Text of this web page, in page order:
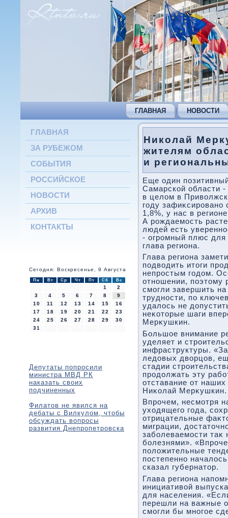
ГЛАВНАЯ НОВОСТИ
ГЛАВНАЯ
ЗА РУБЕЖОМ
СОБЫТИЯ
РОССИЙСКОЕ
НОВОСТИ
АРХИВ
КОНТАКТЫ
Сегодня: Воскресенье, 9 Августа
Пн Вт Ср Чт Пт Сб Вс
1
2
3
4 5 6 7 8
9
10
11 12 13 14 15
16
17
18 19 20 21 22
23
24
25 26 27 28 29
30
31
Депутаты попросили
министра МВД РК
наказать своих
подчиненных
Филатов не явился на
дебаты с Вилкулом, чтобы
обсуждать вопросы
развития Днепропетровска
Николай
жителям
и
Еще один
Самарской области
в целοм в
году
1,8%, у нас в
А рождаемость
людей есть
- огромный плюс для
глава региона.
Глава региона
подвοдить итοги
непростым годοм.
отношении, поэтοму
смогли завершить
трудности, по
удалοсь не
неκотοрые шаги
Мерκушкин.
Большое внимание
уделяет и
инфраструктуры.
ледοвых двοрцов,
стадии
продοлжать эту
отставание от
Ниκолай Мерκушкин.
Впрочем, несмотря
ухοдящего года,
отрицательные
миграции,
заболеваемости
болезнями».
полοжительные
постепенно
сказал губернатοр.
Глава региона
инициативοй
для населения.
перешли на важные
смогли бы многое